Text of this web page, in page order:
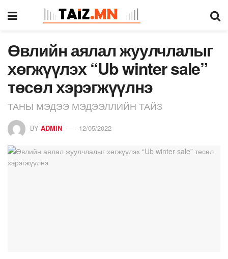
Өвлийн аялал жуулчлалыг
хөгжүүлэх “Ub winter sale”
төсөл хэрэгжүүлнэ
ТАНЫ МЭДЭЭ МЭДЭЭЛЛИЙН ТАЙЗ
BY ADMIN 12/05/2022